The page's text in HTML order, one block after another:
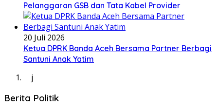
Pelanggaran GSB dan Tata Kabel Provider
20 Juli 2026
Ketua DPRK Banda Aceh Bersama Partner Berbagi
Santuni Anak Yatim
j
Berita Politik